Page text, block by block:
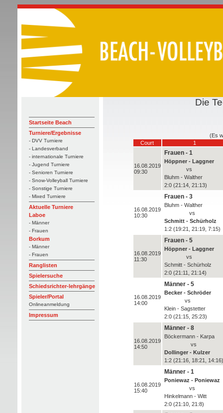
Startseite Beach
Turniere/Ergebnisse
- DVV Turniere
- Landesverband
- internationale Turniere
- Jugend Turniere
- Senioren Turniere
- Snow-Volleyball Turniere
- Sonstige Turniere
- Mixed Turniere
Aktuelle Turniere
Laboe
- Männer
- Frauen
Borkum
- Männer
- Frauen
Ranglisten
Spielersuche
Schiedsrichter-lehrgänge
Spieler/Portal
Onlineanmeldung
Impressum
Die
(Es
Court
1
16.08.2019
09:30
Frauen - 1
Höppner - Laggner
vs
Bluhm - Walther
2:0 (21:14, 21:13)
16.08.2019
10:30
Frauen - 3
Bluhm - Walther
vs
Schmitt - Schürholz
1:2 (19:21, 21:19, 7:15)
16.08.2019
11:30
Frauen - 5
Höppner - Laggner
vs
Schmitt - Schürholz
2:0 (21:11, 21:14)
16.08.2019
14:00
Männer - 5
Becker - Schröder
vs
Klein - Sagstetter
2:0 (21:15, 25:23)
16.08.2019
14:50
Männer - 8
Böckermann - Karpa
vs
Dollinger - Kulzer
1:2 (21:16, 18:21, 14:16)
16.08.2019
15:40
Männer - 1
Poniewaz - Poniewaz
vs
Hinkelmann - Witt
2:0 (21:10, 21:8)